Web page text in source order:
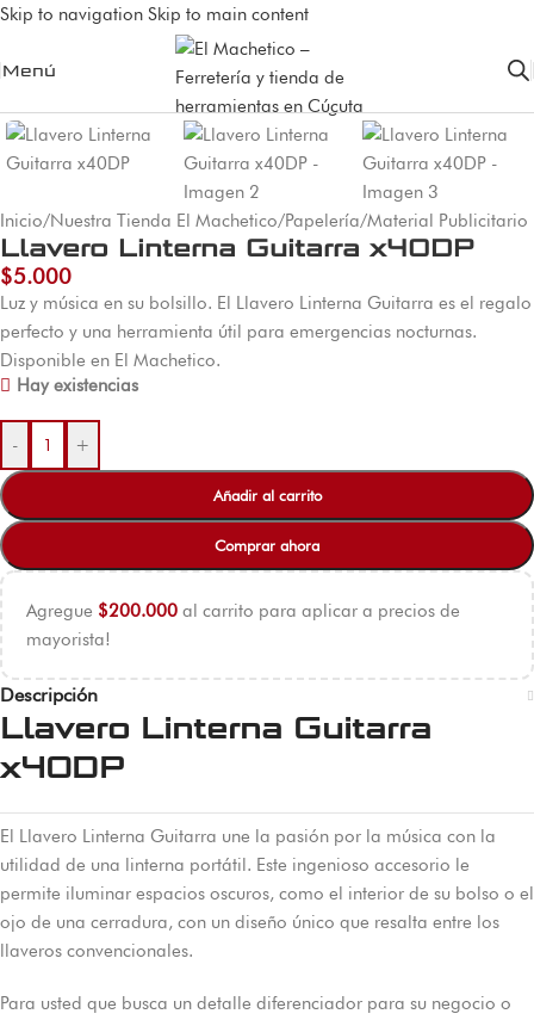
Skip to navigation Skip to main content
Menú
Inicio/Nuestra Tienda El Machetico/Papelería/Material Publicitario
Llavero Linterna Guitarra x40DP
$5.000
Luz y música en su bolsillo. El Llavero Linterna Guitarra es el regalo
perfecto y una herramienta útil para emergencias nocturnas.
Disponible en El Machetico.
Hay existencias
- +
Añadir al carrito
Comprar ahora
Agregue $200.000 al carrito para aplicar a precios de
mayorista!
Descripción
Llavero Linterna Guitarra
x40DP
El Llavero Linterna Guitarra une la pasión por la música con la
utilidad de una linterna portátil. Este ingenioso accesorio le
permite iluminar espacios oscuros, como el interior de su bolso o el
ojo de una cerradura, con un diseño único que resalta entre los
llaveros convencionales.
Para usted que busca un detalle diferenciador para su negocio o